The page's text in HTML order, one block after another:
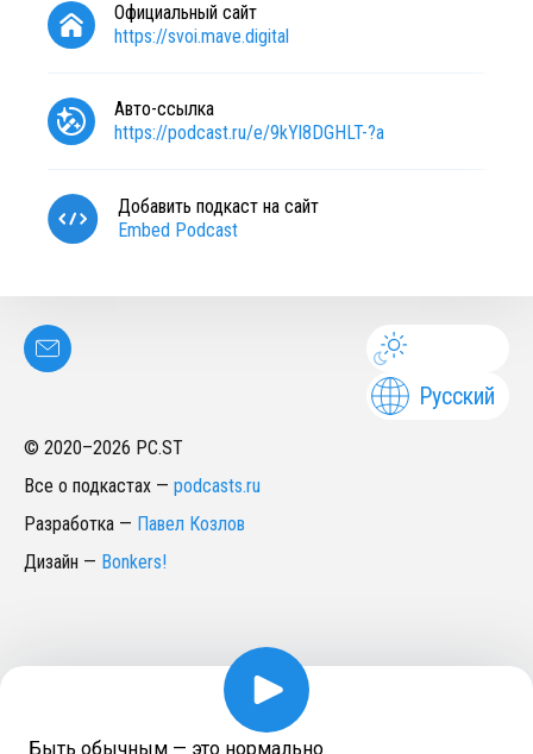
Официальный сайт
https://svoi.mave.digital
Авто-ссылка
https://podcast.ru/e/9kYl8DGHLT-?a
Добавить подкаст на сайт
Embed Podcast
Русский
© 2020–2026 PC.ST
Все о подкастах — podcasts.ru
Разработка — Павел Козлов
Дизайн — Bonkers!
Быть обычным — это нормально